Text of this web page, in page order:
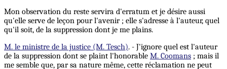
Mon observation du reste servira d'erratum et je désire aussi
qu'elle serve de leçon pour l'avenir ; elle s'adresse à l'auteur, quel
qu'il soit, de la suppression dont je me plains.
M. le ministre de la justice (M. Tesch). - J'ignore quel est l'auteur
de la suppression dont se plaint l'honorable M. Coomans ; mais il
me semble que, par sa nature même, cette réclamation ne peut